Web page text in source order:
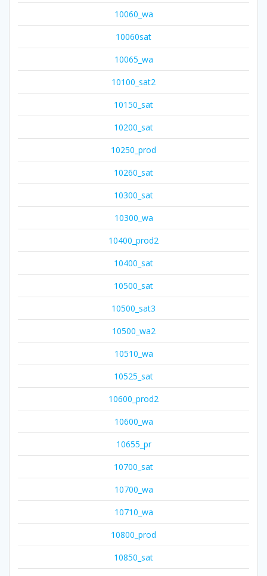
10060_wa
10060sat
10065_wa
10100_sat2
10150_sat
10200_sat
10250_prod
10260_sat
10300_sat
10300_wa
10400_prod2
10400_sat
10500_sat
10500_sat3
10500_wa2
10510_wa
10525_sat
10600_prod2
10600_wa
10655_pr
10700_sat
10700_wa
10710_wa
10800_prod
10850_sat